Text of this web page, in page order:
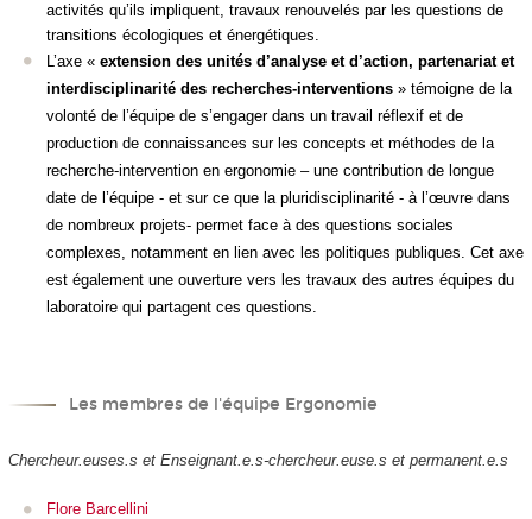
activités qu’ils impliquent, travaux renouvelés par les questions de
transitions écologiques et énergétiques.
L’axe « extension des unités d’analyse et d’action, partenariat et
interdisciplinarité des recherches-interventions » témoigne de la
volonté de l’équipe de s’engager dans un travail réflexif et de
production de connaissances sur les concepts et méthodes de la
recherche-intervention en ergonomie – une contribution de longue
date de l’équipe - et sur ce que la pluridisciplinarité - à l’œuvre dans
de nombreux projets- permet face à des questions sociales
complexes, notamment en lien avec les politiques publiques. Cet axe
est également une ouverture vers les travaux des autres équipes du
laboratoire qui partagent ces questions.
Les membres de l'équipe Ergonomie
Chercheur.euses.s et Enseignant.e.s-chercheur.euse.s et permanent.e.s
Flore Barcellini